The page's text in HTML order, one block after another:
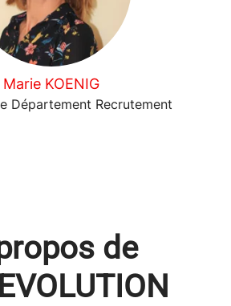
Marie KOENIG
Département Recrutement
de